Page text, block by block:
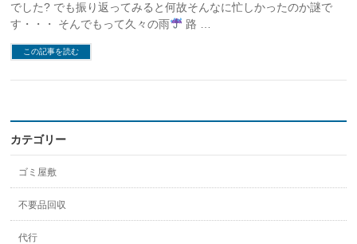
でした? でも振り返ってみると何故そんなに忙しかったのか謎で
す・・・ そんでもって久々の雨
路 …
この記事を読む
カテゴリー
ゴミ屋敷
不要品回収
代行